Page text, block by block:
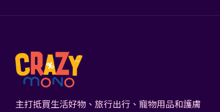
主打抵買生活好物、旅行出行、寵物用品和護膚